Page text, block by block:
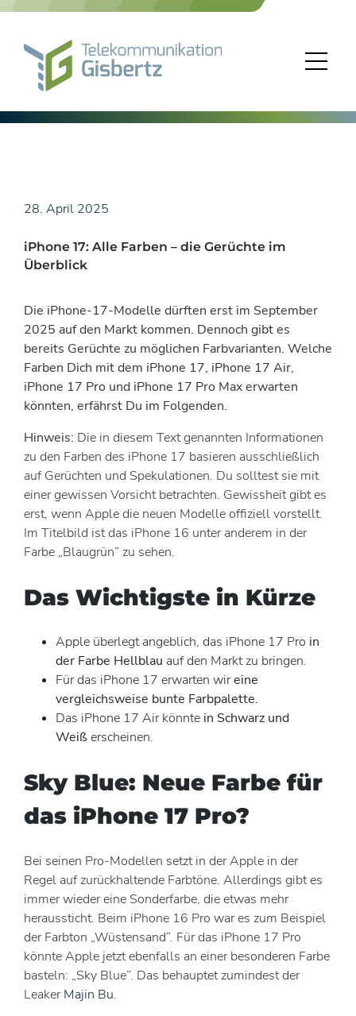
Skip
28. April 2025
iPhone 17: Alle Farben – die Gerüchte im
Überblick
Die iPhone-17-Modelle dürften erst im September
2025 auf den Markt kommen. Dennoch gibt es
bereits Gerüchte zu möglichen Farbvarianten. Welche
Farben Dich mit dem iPhone 17, iPhone 17 Air,
iPhone 17 Pro und iPhone 17 Pro Max erwarten
könnten, erfährst Du im Folgenden.
Hinweis: Die in diesem Text genannten Informationen
zu den Farben des iPhone 17 basieren ausschließlich
auf Gerüchten und Spekulationen. Du solltest sie mit
einer gewissen Vorsicht betrachten. Gewissheit gibt es
erst, wenn Apple die neuen Modelle offiziell vorstellt.
Im Titelbild ist das iPhone 16 unter anderem in der
Farbe „Blaugrün” zu sehen.
Das Wichtigste in Kürze
Apple überlegt angeblich, das iPhone 17 Pro in
der Farbe Hellblau auf den Markt zu bringen.
Für das iPhone 17 erwarten wireine
vergleichsweise bunte Farbpalette.
Das iPhone 17 Air könnte in Schwarz und
Weißerscheinen.
Sky Blue: Neue Farbe für
das iPhone 17 Pro?
Bei seinen Pro-Modellen setzt in der Apple in der
Regel auf zurückhaltende Farbtöne. Allerdings gibt es
immer wieder eine Sonderfarbe, die etwas mehr
heraussticht. Beim iPhone 16 Pro war es zum Beispiel
der Farbton „Wüstensand”. Für das iPhone 17 Pro
könnte Apple jetzt ebenfalls an einer besonderen Farbe
basteln: „Sky Blue”. Das behauptet zumindest der
LeakerMajin Bu.